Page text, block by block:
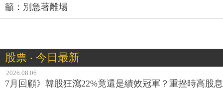
籲：別急著離場
股票 ‧ 今日最新
2026.08.06
7月回顧》韓股狂瀉22%竟還是績效冠軍？重挫時高股息